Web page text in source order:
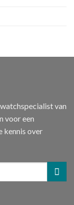
van
voor een
kennis over